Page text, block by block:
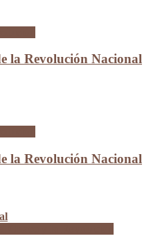
la Revolución Nacional
la Revolución Nacional